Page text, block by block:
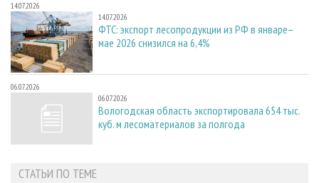
14.07.2026
14.07.2026
ФТС: экспорт лесопродукции из РФ в январе–
мае 2026 снизился на 6,4%
06.07.2026
06.07.2026
Вологодская область экспортировала 654 тыс.
куб. м лесоматериалов за полгода
СТАТЬИ ПО ТЕМЕ